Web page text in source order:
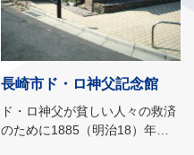
長崎市ド・ロ神父記念館
ド・ロ神父が貧しい人々の救済
のために1885（明治18）年に